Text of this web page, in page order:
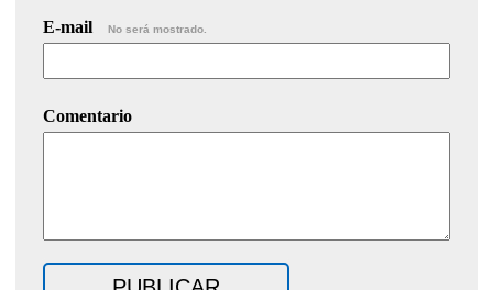
E-mail No será mostrado.
Comentario